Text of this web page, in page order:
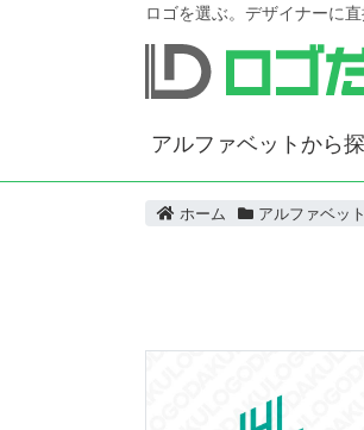
ロゴを選ぶ。デザイナーに
アルファベットから
ホーム アルファベット